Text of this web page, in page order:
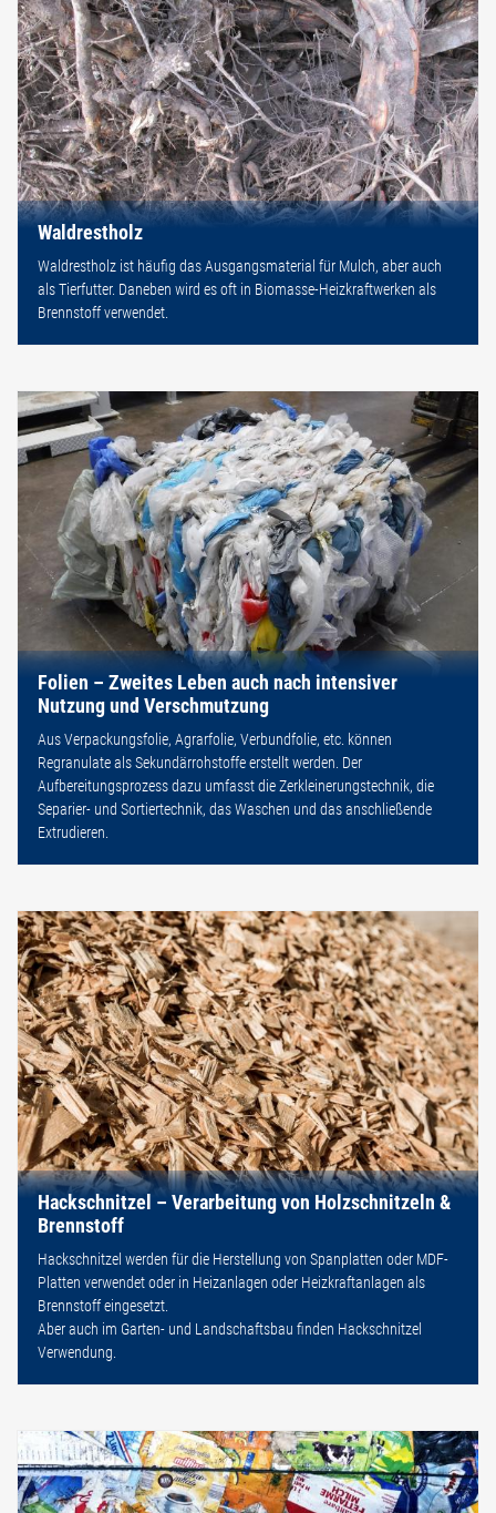
Waldrestholz
Waldrestholz ist häufig das Ausgangsmaterial für Mulch, aber auch
als Tierfutter. Daneben wird es oft in Biomasse-Heizkraftwerken als
Brennstoff verwendet.
Folien – Zweites Leben auch nach intensiver
Nutzung und Verschmutzung
Aus Verpackungsfolie, Agrarfolie, Verbundfolie, etc. können
Regranulate als Sekundärrohstoffe erstellt werden. Der
Aufbereitungsprozess dazu umfasst die Zerkleinerungstechnik, die
Separier- und Sortiertechnik, das Waschen und das anschließende
Extrudieren.
Hackschnitzel – Verarbeitung von Holzschnitzeln &
Brennstoff
Hackschnitzel werden für die Herstellung von Spanplatten oder MDF-
Platten verwendet oder in Heizanlagen oder Heizkraftanlagen als
Brennstoff eingesetzt.
Aber auch im Garten- und Landschaftsbau finden Hackschnitzel
Verwendung.